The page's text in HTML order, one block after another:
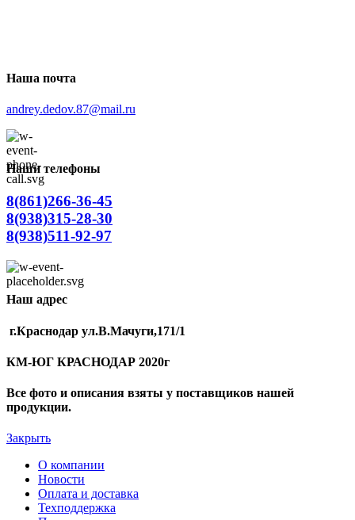
Наша почта
andrey.dedov.87@mail.ru
Наши телефоны
8(861)266-36-45
8(938)315-28-30
8(938)511-92-97
Наш адрес
г.Краснодар ул.В.Мачуги,171/1
КМ-ЮГ КРАСНОДАР 2020г
Все фото и описания взяты у поставщиков нашей
продукции.
Закрыть
О компании
Новости
Оплата и доставка
Техподдержка